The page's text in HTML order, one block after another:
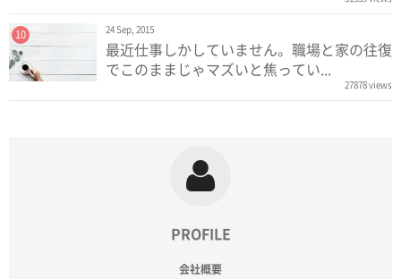
24 Sep, 2015
最近仕事しかしていません。職場と家の往復
でこのままじゃマズいと焦ってい...
27878 views
10
PROFILE
会社概要